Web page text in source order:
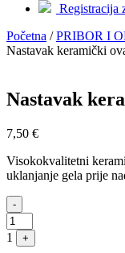
Registracija
Početna / PRIBOR I
Nastavak keramički
Nastavak
7,50 €
Visokokvalitetni
uklanjanje gela prije
Quantity
-
1 +